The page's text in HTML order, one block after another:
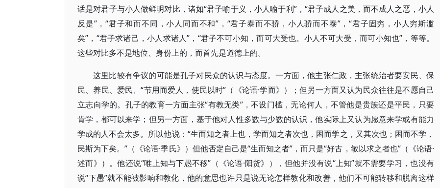
话是对君子与小人做鲜明对比，诸如“君子喻于义，小人喻于利”，“君子成人之美，而不成人之恶，小人
反是”，“君子和而不同，小人同而不和”，“君子泰而不骄，小人骄而不泰”，“君子固穷，小人穷斯滥
矣”，“君子求诸己，小人求诸人”，“君子不可小知，而可大受也。小人不可大受，而可小知也”，等等。
这些对比多不是地位、身份上的，而首先是道德上的。
这里比较有争议的可能是孔子对民众的认识与态度。一方面，他主张仁政，主张统治者要安民、保
民、养民、爱民、“节用而爱人，使民以时”（《论语·学而》）；但另一方面又认为民众往往是不愿自己
立志向学的。孔子的教育一方面主张“有教无类”，不设门槛，无论何人，不管他是贵族还是平民，只要
肯学，都可以来学；但另一方面，基于他对人性多数与少数的认识，他实际上又认为愿意来学或有能力
学成的人不会太多。所以他说：“生而知之者上也，学而知之者次也，困而学之，又其次也；困而不学，
民斯为下矣。”（《论语·季氏》）但他否定自己是“生而知之者”，而只是“好古，敏以求之者也”（《论语·
述而》）。他还说“唯上知与下愚不移”（《论语·阳货》），但他并没有说“上知”就不需要学习，也没有
说“下愚”就不能被影响和教化，他的意思也许只是说无论怎样教化和改善，他们不可能转移和脱离这样